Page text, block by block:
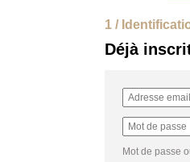
1 /
Déjà
Mot de passe